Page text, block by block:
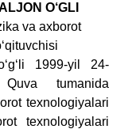
O‘GLI
va axborot
1999-yil 24-
tumanida
texnologiyalari
texnologiyalari